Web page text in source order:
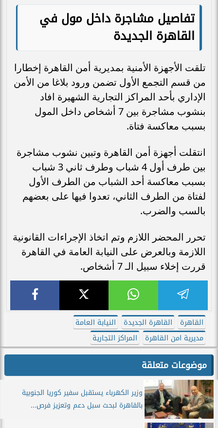
تفاصيل مشاجرة داخل مول في
القاهرة الجديدة
تلقت الأجهزة الأمنية بمديرية أمن القاهرة إخطارا
من قسم التجمع الأول تضمن ورود بلاغا من الأمن
الإداري بأحد المراكز التجارية الشهيرة افاد
بنشوب مشاجرة بين 7 أشخاص داخل المول
بسبب معاكسة فتاة.
انتقلت أجهزة أمن القاهرة وتبين نشوب مشاجرة
بين طرف أول 4 شباب وطرف ثاني 3 شباب
بسبب معاكسة أحد الشباب من الطرف الأول
لفتاة من الطرف الثاني، تعدوا فيها على بعضهم
بالسب والضرب.
تحرر المحضر اللازم وتم اتخاذ الإجراءات القانونية
اللازمة وبالعرض على النيابة العامة في القاهرة
قررت إخلاء سبيل الـ 7 أشخاص.
القاهرة القاهرة الجديدة
النيابة العامة
مديرية امن القاهرة
المراكز التجارية
موضوعات متعلقة
وزير الكهرباء يستقبل سفير كوريا الجنوبية
بالقاهرة لبحث سبل دعم وتعزيز فرص...